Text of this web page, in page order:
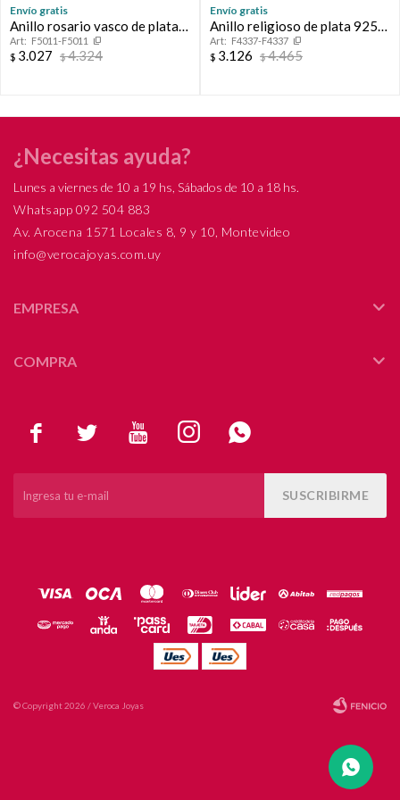
Envío gratis
Anillo rosario vasco de plata
925 con la cruz en double de
oro 18 ktes. Tamaño de la cruz
F5011-F5011
$ 3.027 $4.324
Envío gratis
Anillo religioso de plata 925
con detalles de double en oro
18Ktes, Espiritu Santo 10mm,
F4337-F4337
$ 3.126 $4.465
    
SUSCRIBIRME
¿Necesitas ayuda?
Lunes a viernes de 10 a 19 hs, Sábados de 10 a 18 hs.
Whatsapp 092 504 883
Av. Arocena 1571 Locales 8, 9 y 10, Montevideo
info@verocajoyas.com.uy
EMPRESA
COMPRA
© Copyright 2026 / Veroca Joyas
Continuar